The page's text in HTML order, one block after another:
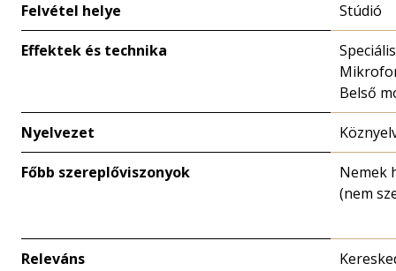
Felvétel helye Stúdió
Effektek és technika
Belső
Nyelvezet
Főbb szereplőviszonyok
Nemek
(nem
Releváns